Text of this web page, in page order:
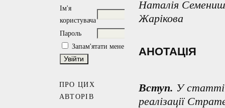
Ім'я
користувача
Пароль
Запам'ятати мене
ПРО ЦИХ
АВТОРІВ
Наталія
Жарікова
АНОТАЦІЯ
Вступ. У статті
реалізації